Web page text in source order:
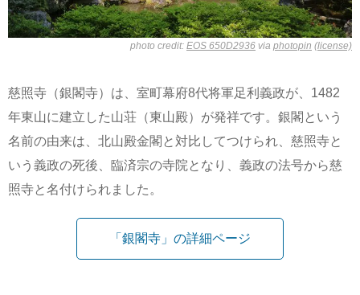
photo credit: EOS 650D2936 via photopin (license)
慈照寺（銀閣寺）は、室町幕府8代将軍足利義政が、1482
年東山に建立した山荘（東山殿）が発祥です。銀閣という
名前の由来は、北山殿金閣と対比してつけられ、慈照寺と
いう義政の死後、臨済宗の寺院となり、義政の法号から慈
照寺と名付けられました。
「銀閣寺」の詳細ページ